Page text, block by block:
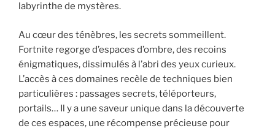
labyrinthe de mystères.
Au cœur des ténèbres, les secrets sommeillent.
Fortnite regorge d’espaces d’ombre, des recoins
énigmatiques, dissimulés à l’abri des yeux curieux.
L’accès à ces domaines recèle de techniques bien
particulières : passages secrets, téléporteurs,
portails… Il y a une saveur unique dans la découverte
de ces espaces, une récompense précieuse pour